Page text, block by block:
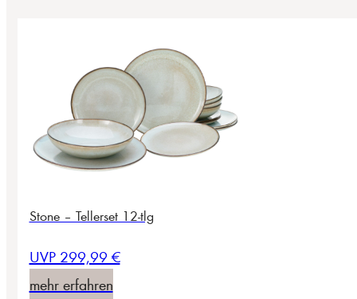
Stone – Tellerset 12-tlg
UVP 299,99 €
mehr erfahren